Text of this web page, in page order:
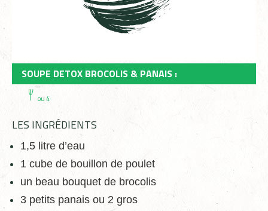
SOUPE DETOX BROCOLIS & PANAIS :
ou 4
LES INGRÉDIENTS
1,5 litre d’eau
1 cube de bouillon de poulet
un beau bouquet de brocolis
3 petits panais ou 2 gros